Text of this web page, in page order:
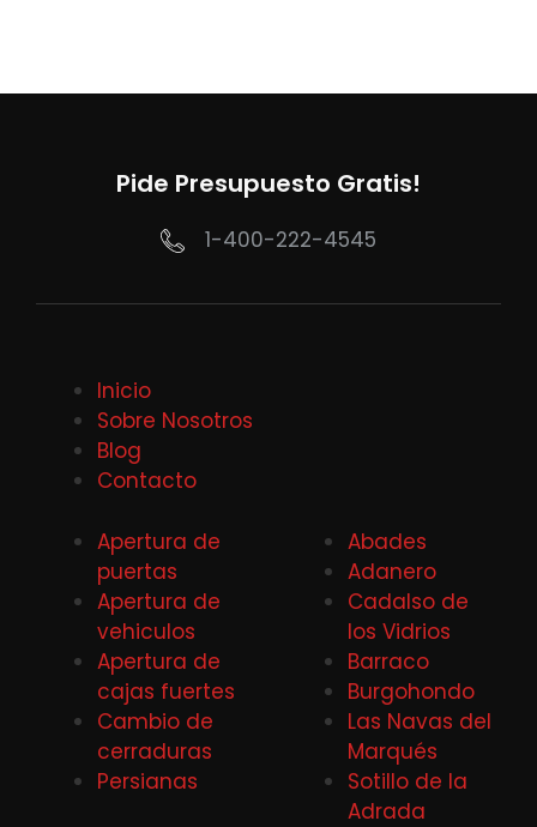
Pide Presupuesto Gratis!
1-400-222-4545
Inicio
Sobre Nosotros
Blog
Contacto
Apertura de
puertas
Apertura de
vehiculos
Apertura de
cajas fuertes
Cambio de
cerraduras
Persianas
Abades
Adanero
Cadalso de
los Vidrios
Barraco
Burgohondo
Las Navas del
Marqués
Sotillo de la
Adrada